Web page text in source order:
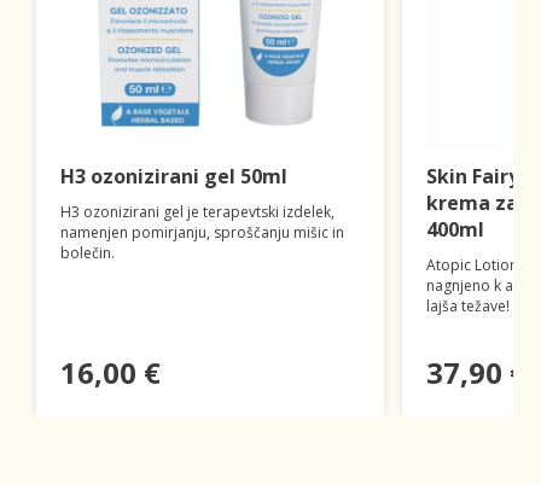
H3 ozonizirani gel 50ml
H3 ozonizirani gel je terapevtski izdelek,
namenjen pomirjanju, sproščanju mišic in
bolečin.
16,00 €
Skin
krema za
400ml
Atopic Lotion je
nagnjeno k
lajša težave!
37,90 €